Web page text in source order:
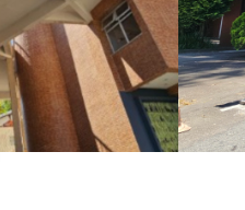
VERTICAL
HORIZONTAL